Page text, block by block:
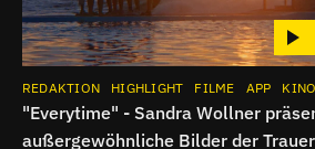
REDAKTION HIGHLIGHT FILME APP KINO
"Everytime" - Sandra Wollner
außergewöhnliche Bilder der